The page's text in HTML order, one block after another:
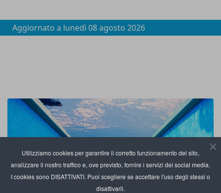
Utilizziamo cookies per garantire il corretto funzionamento del sito,
analizzare il nostro traffico e, ove previsto, fornire i servizi dei social media.
I cookies sono DISATTIVATI. Puoi scegliere se accettare l'uso degli stessi o
disattivarli.
Aggiornato a lunedì 08 agosto 2026